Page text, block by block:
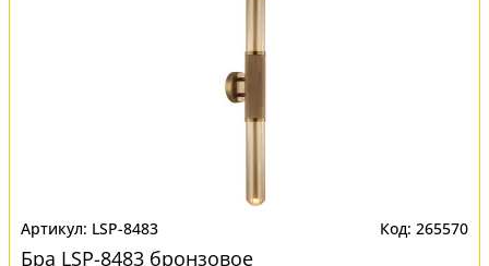
LSP-8483 265570
Бра LSP-8483 бронзовое